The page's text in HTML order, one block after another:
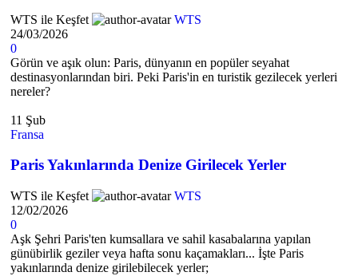
WTS ile Keşfet
WTS
24/03/2026
0
Görün ve aşık olun: Paris, dünyanın en popüler seyahat
destinasyonlarından biri. Peki Paris'in en turistik gezilecek yerleri
nereler?
11 Şub
Fransa
Paris Yakınlarında Denize Girilecek Yerler
WTS ile Keşfet
WTS
12/02/2026
0
Aşk Şehri Paris'ten kumsallara ve sahil kasabalarına yapılan
günübirlik geziler veya hafta sonu kaçamakları... İşte Paris
yakınlarında denize girilebilecek yerler;